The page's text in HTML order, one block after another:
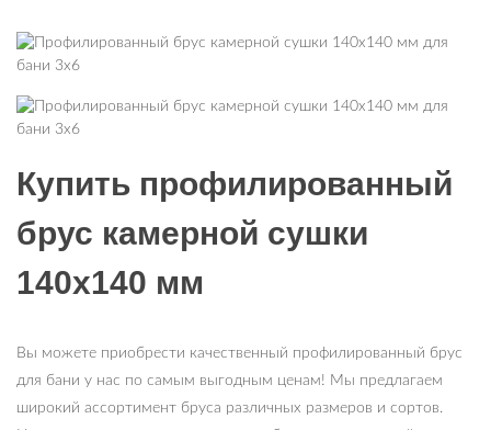
Купить профилированный
брус камерной сушки
140х140 мм
Вы можете приобрести качественный профилированный брус
для бани у нас по самым выгодным ценам! Мы предлагаем
широкий ассортимент бруса различных размеров и сортов.